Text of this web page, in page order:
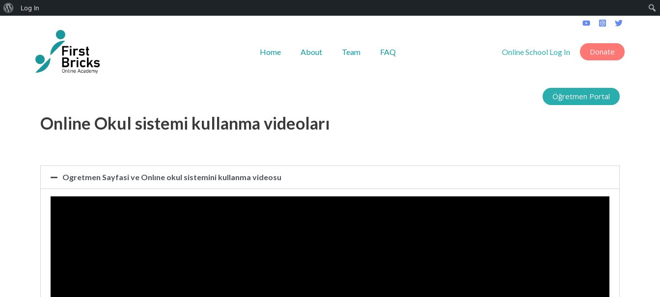
About
Log In
Home About Team FAQ Online School Log In Donate
Öğretmen Portal
Online Okul sistemi kullanma videoları
Ogretmen Sayfasi ve Onlıne okul sistemini kullanma videosu